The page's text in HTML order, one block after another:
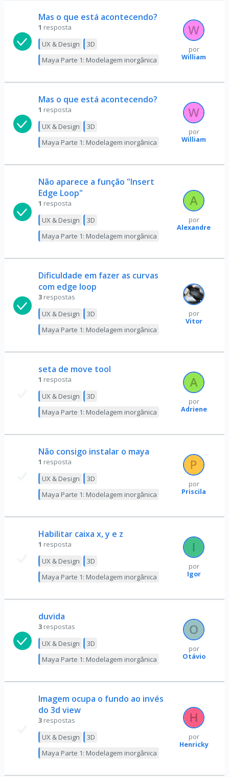
Mas o que está acontecendo?
1 resposta
UX & Design
3D
Maya Parte 1: Modelagem inorgânica
por
William
Mas o que está acontecendo?
1 resposta
UX & Design
3D
Maya Parte 1: Modelagem inorgânica
por
William
Não aparece a função "Insert
Edge Loop"
1 resposta
UX & Design
3D
Maya Parte 1: Modelagem inorgânica
por
Alexandre
Dificuldade em fazer as curvas
com edge loop
3 respostas
UX & Design
3D
Maya Parte 1: Modelagem inorgânica
por
Vitor
seta de move tool
1 resposta
UX & Design
3D
Maya Parte 1: Modelagem inorgânica
por
Adriene
Não consigo instalar o maya
1 resposta
UX & Design
3D
Maya Parte 1: Modelagem inorgânica
por
Priscila
Habilitar caixa x, y e z
1 resposta
UX & Design
3D
Maya Parte 1: Modelagem inorgânica
por
Igor
duvida
3 respostas
UX & Design
3D
Maya Parte 1: Modelagem inorgânica
por
Otávio
Imagem ocupa o fundo ao invés
do 3d view
3 respostas
UX & Design
3D
Maya Parte 1: Modelagem inorgânica
por
Henricky